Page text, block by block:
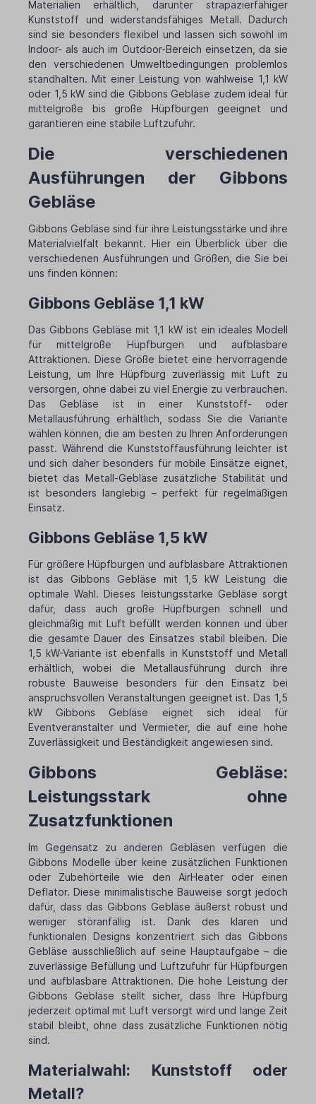
Materialien erhältlich, darunter strapazierfähiger
Kunststoff und widerstandsfähiges Metall. Dadurch
sind sie besonders flexibel und lassen sich sowohl im
Indoor- als auch im Outdoor-Bereich einsetzen, da sie
den verschiedenen Umweltbedingungen problemlos
standhalten. Mit einer Leistung von wahlweise 1,1 kW
oder 1,5 kW sind die Gibbons Gebläse zudem ideal für
mittelgroße bis große Hüpfburgen geeignet und
garantieren eine stabile Luftzufuhr.
Die verschiedenen
Ausführungen der Gibbons
Gebläse
Gibbons Gebläse sind für ihre Leistungsstärke und ihre
Materialvielfalt bekannt. Hier ein Überblick über die
verschiedenen Ausführungen und Größen, die Sie bei
uns finden können:
Gibbons Gebläse 1,1 kW
Das Gibbons Gebläse mit 1,1 kW ist ein ideales Modell
für mittelgroße Hüpfburgen und aufblasbare
Attraktionen. Diese Größe bietet eine hervorragende
Leistung, um Ihre Hüpfburg zuverlässig mit Luft zu
versorgen, ohne dabei zu viel Energie zu verbrauchen.
Das Gebläse ist in einer Kunststoff- oder
Metallausführung erhältlich, sodass Sie die Variante
wählen können, die am besten zu Ihren Anforderungen
passt. Während die Kunststoffausführung leichter ist
und sich daher besonders für mobile Einsätze eignet,
bietet das Metall-Gebläse zusätzliche Stabilität und
ist besonders langlebig – perfekt für regelmäßigen
Einsatz.
Gibbons Gebläse 1,5 kW
Für größere Hüpfburgen und aufblasbare Attraktionen
ist das Gibbons Gebläse mit 1,5 kW Leistung die
optimale Wahl. Dieses leistungsstarke Gebläse sorgt
dafür, dass auch große Hüpfburgen schnell und
gleichmäßig mit Luft befüllt werden können und über
die gesamte Dauer des Einsatzes stabil bleiben. Die
1,5 kW-Variante ist ebenfalls in Kunststoff und Metall
erhältlich, wobei die Metallausführung durch ihre
robuste Bauweise besonders für den Einsatz bei
anspruchsvollen Veranstaltungen geeignet ist. Das 1,5
kW Gibbons Gebläse eignet sich ideal für
Eventveranstalter und Vermieter, die auf eine hohe
Zuverlässigkeit und Beständigkeit angewiesen sind.
Gibbons Gebläse:
Leistungsstark ohne
Zusatzfunktionen
Im Gegensatz zu anderen Gebläsen verfügen die
Gibbons Modelle über keine zusätzlichen Funktionen
oder Zubehörteile wie den AirHeater oder einen
Deflator. Diese minimalistische Bauweise sorgt jedoch
dafür, dass das Gibbons Gebläse äußerst robust und
weniger störanfällig ist. Dank des klaren und
funktionalen Designs konzentriert sich das Gibbons
Gebläse ausschließlich auf seine Hauptaufgabe – die
zuverlässige Befüllung und Luftzufuhr für Hüpfburgen
und aufblasbare Attraktionen. Die hohe Leistung der
Gibbons Gebläse stellt sicher, dass Ihre Hüpfburg
jederzeit optimal mit Luft versorgt wird und lange Zeit
stabil bleibt, ohne dass zusätzliche Funktionen nötig
sind.
Materialwahl: Kunststoff oder
Metall?